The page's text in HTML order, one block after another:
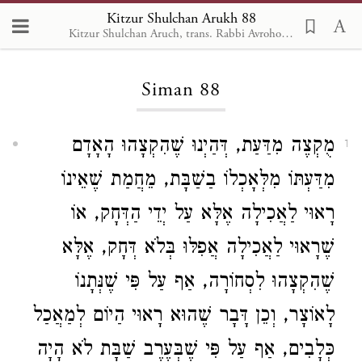
Kitzur Shulchan Arukh 88
Kitzur Shulchan Aruch, trans. Rabbi Avrohom Davis, Metsudah Pub., 1996
Loading...
Siman 88
1
מֻקְצֶה מִדַּעַת, דְּהַיְנוּ שֶׁהִקְצָהוּ הָאָדָם
מִדַּעְתּוֹ מִלְּאָכְלוֹ בַשַׁבָּת, מֵחֲמַת שֶׁאֵינוֹ
רָאוּי לַאֲכִילָה אֶלָּא עַל יְדֵי הַדְּחָק, אוֹ
שֶׁרָאוּי לַאֲכִילָה אֲפִלּוּ בְּלֹא דְּחָק, אֶלָּא
שֶׁהִקְצָהוּ לִסְחוֹרָה, אַף עַל פִּי שֶׁנְּתָנוֹ
לָאוֹצָר, וְכֵן דָּבָר שֶׁהוּא רָאוּי הַיוֹם לְמַאֲכַל
כְּלָבִים, אַף עַל פִּי שֶׁבְּעֶרֶב שַׁבָּת לֹא הָיָה